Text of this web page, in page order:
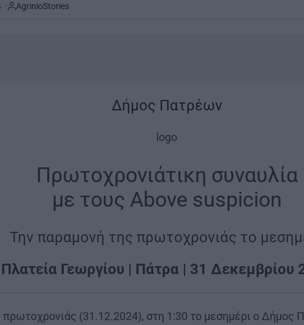
AgrinioStories
Δήμος Πατρέων
logo
Πρωτοχρονιάτικη συναυλία
με τους Above suspicion
Την παραμονή της πρωτοχρονιάς το
Γεωργίου | Πάτρα | 31 Δεκεμβρίου
(31.12.2024), στη 1:30 το μεσημέρι ο Δήμος